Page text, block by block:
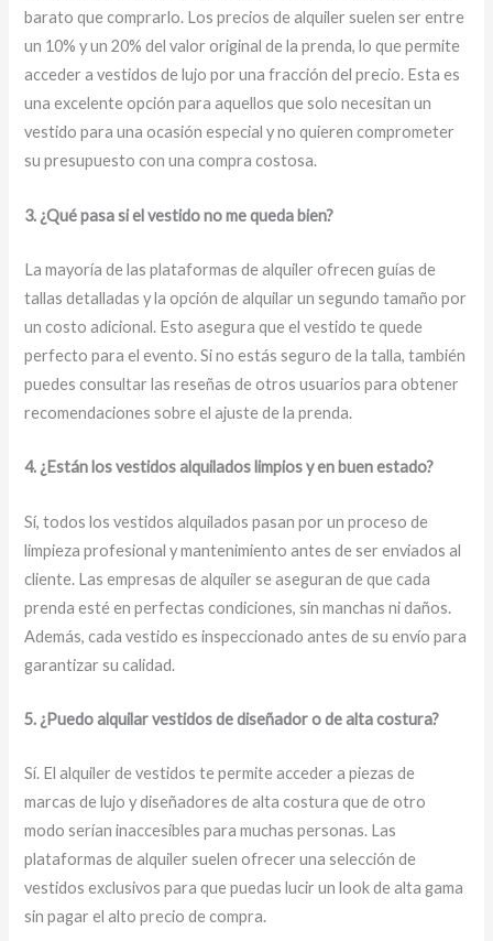
barato que comprarlo. Los precios de alquiler suelen ser entre
un 10% y un 20% del valor original de la prenda, lo que permite
acceder a vestidos de lujo por una fracción del precio. Esta es
una excelente opción para aquellos que solo necesitan un
vestido para una ocasión especial y no quieren comprometer
su presupuesto con una compra costosa.
3. ¿Qué pasa si el vestido no me queda bien?
La mayoría de las plataformas de alquiler ofrecen guías de
tallas detalladas y la opción de alquilar un segundo tamaño por
un costo adicional. Esto asegura que el vestido te quede
perfecto para el evento. Si no estás seguro de la talla, también
puedes consultar las reseñas de otros usuarios para obtener
recomendaciones sobre el ajuste de la prenda.
4. ¿Están los vestidos alquilados limpios y en buen estado?
Sí, todos los vestidos alquilados pasan por un proceso de
limpieza profesional y mantenimiento antes de ser enviados al
cliente. Las empresas de alquiler se aseguran de que cada
prenda esté en perfectas condiciones, sin manchas ni daños.
Además, cada vestido es inspeccionado antes de su envío para
garantizar su calidad.
5. ¿Puedo alquilar vestidos de diseñador o de alta costura?
Sí. El alquiler de vestidos te permite acceder a piezas de
marcas de lujo y diseñadores de alta costura que de otro
modo serían inaccesibles para muchas personas. Las
plataformas de alquiler suelen ofrecer una selección de
vestidos exclusivos para que puedas lucir un look de alta gama
sin pagar el alto precio de compra.